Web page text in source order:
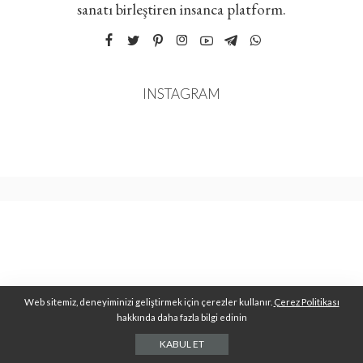
sanatı birleştiren insanca platform.
INSTAGRAM
Web sitemiz, deneyiminizi geliştirmek için çerezler kullanır. Çerez Politikası
hakkında daha fazla bilgi edinin
KABUL ET